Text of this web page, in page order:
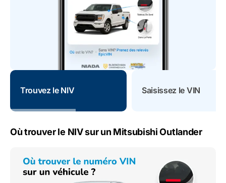
Trouvez le NIV Saisissez le VIN
Où trouver le NIV sur un Mitsubishi Outlander